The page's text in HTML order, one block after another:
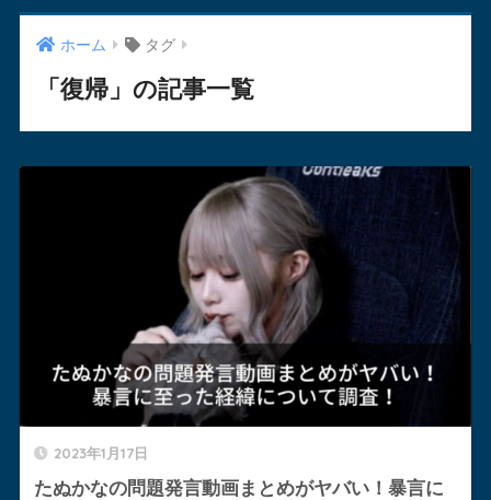
ホーム タグ
「復帰」の記事一覧
2023年1月17日
たぬかなの問題発言動画まとめがヤバい！暴言に